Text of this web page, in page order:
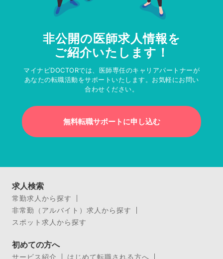
非公開の医師求人情報を
ご紹介いたします！
マイナビDOCTORでは、医師専任のキャリアパートナーが
あなたの転職活動をサポートいたします。お気軽にお問い
合わせください。
無料転職サポートに申し込む
求人検索
常勤求人から探す
非常勤（アルバイト）求人から探す
スポット求人から探す
初めての方へ
サービス紹介
はじめて転職される方へ